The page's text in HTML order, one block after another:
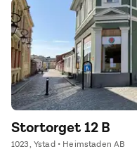
Stortorget 12 B
1023, Ystad • Heimstaden AB